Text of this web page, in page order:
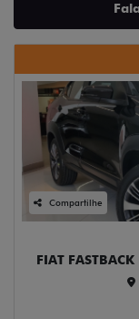
Compartilhe
FIAT